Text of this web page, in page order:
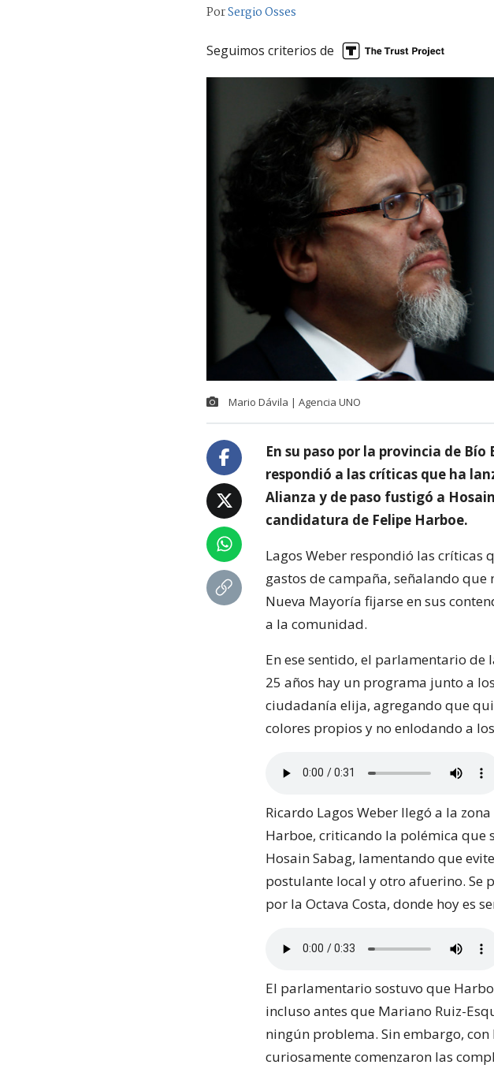
PorSergio Osses
Seguimos criterios de
Mario Dávila | Agencia UNO
En su paso por la provincia de
respondió a las críticas que ha
Alianza y de paso fustigó a
candidatura de Felipe Harboe.
Lagos Weber respondió las críticas
gastos de campaña, señalando que
Nueva Mayoría fijarse en sus
a la comunidad.
En ese sentido, el parlamentario
25 años hay un programa junto a
ciudadanía elija, agregando que
colores propios y no enlodando a
Ricardo Lagos Weber llegó a la
Harboe, criticando la polémica que
Hosain Sabag, lamentando que
postulante local y otro afuerino. Se
por la Octava Costa, donde hoy es
El parlamentario sostuvo que
incluso antes que Mariano Ruiz-
ningún problema. Sin embargo,
curiosamente comenzaron las